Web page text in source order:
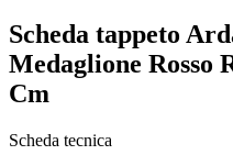
Scheda tappeto
Medaglione Rosso
Cm
Scheda tecnica